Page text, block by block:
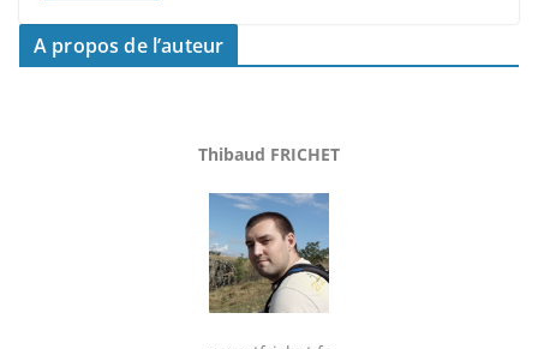
A propos de l’auteur
Thibaud FRICHET